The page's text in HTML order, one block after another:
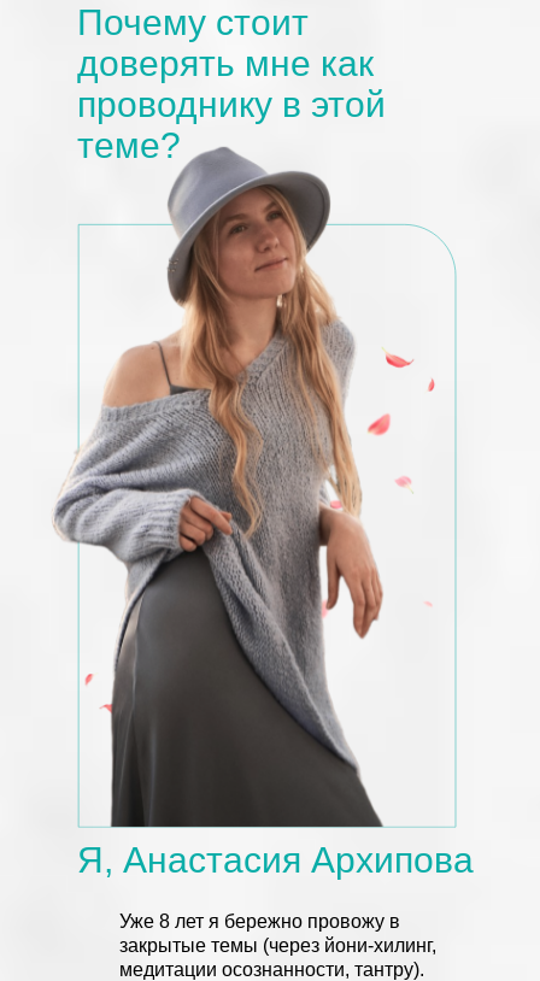
Почему стоит
доверять мне как
проводнику в этой
теме?
Я, Анастасия Архипова
Уже 8 лет я бережно провожу в
закрытые темы (через йони-хилинг,
медитации осознанности, тантру).